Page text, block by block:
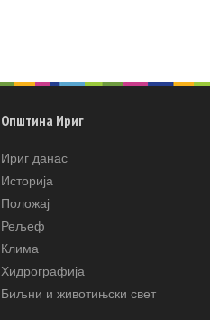
Општина Ириг
Ириг данас
Историја
Положај
Рељеф
Клима
Хидрографија
Биљни и животињски свет